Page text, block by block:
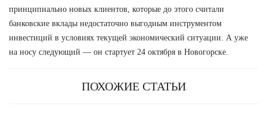
принципиально новых клиентов, которые до этого считали
банковские вклады недостаточно выгодным инструментом
инвестиций в условиях текущей экономический ситуации. А уже
на носу следующий — он стартует 24 октября в Новогорске.
ПОХОЖИЕ СТАТЬИ